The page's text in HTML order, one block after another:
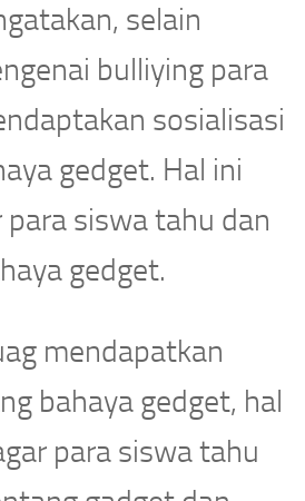
selain
bulliying para
sosialisasi
gedget. Hal ini
para siswa tahu dan
gedget.
mendapatkan
bahaya gedget, hal
para siswa tahu